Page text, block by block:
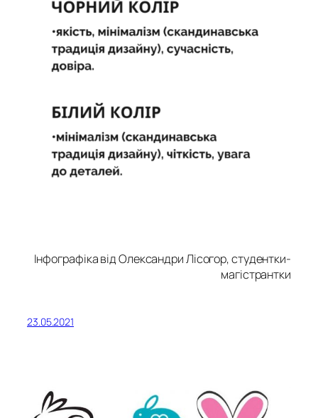
Інфографіка від Олександри Лісогор, студентки-
магістрантки
23.05.2021